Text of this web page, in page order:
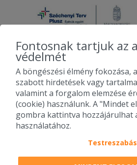
2010-2026 Copyright -
Pizza, gyros, hamburger, menük kedvező
Fontosnak tartjuk az
védelmét
A böngészési élmény fokozása,
szabott hirdetések vagy
valamint a forgalom elemzése
(cookie) használunk. A "Mindet
gombra kattintva hozzájárulhat
használatához.
Testreszabás